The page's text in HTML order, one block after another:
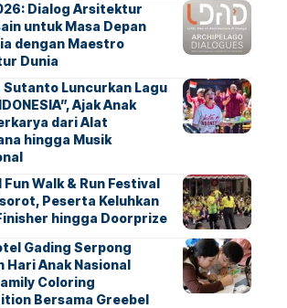
Dialog Arsitektur
untuk Masa Depan
dengan Maestro
Dunia
Sutanto Luncurkan Lagu
Ajak Anak
dari Alat
hingga Musik
Walk & Run Festival
Peserta Keluhkan
hingga Doorprize
Gading Serpong
Hari Anak Nasional
Coloring
Bersama Greebel